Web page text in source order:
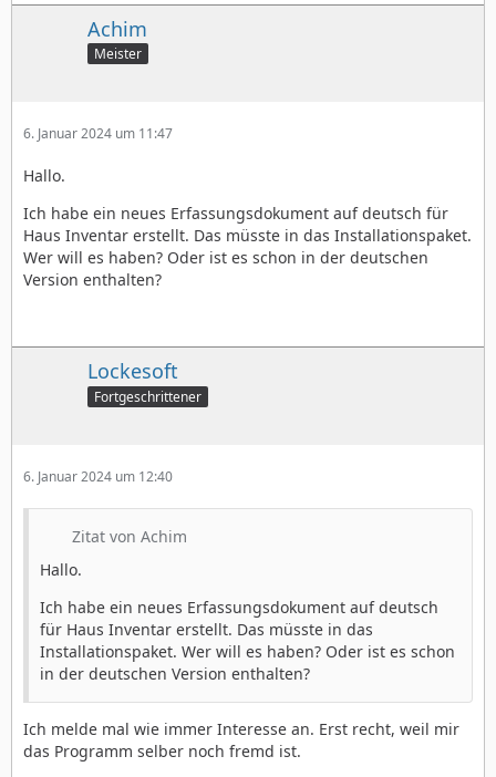
Achim
Meister
6. Januar 2024 um 11:47
Hallo.
Ich habe ein neues Erfassungsdokument auf deutsch für
Haus Inventar erstellt. Das müsste in das Installationspaket.
Wer will es haben? Oder ist es schon in der deutschen
Version enthalten?
Lockesoft
Fortgeschrittener
6. Januar 2024 um 12:40
Zitat von Achim
Hallo.
Ich habe ein neues Erfassungsdokument auf deutsch
für Haus Inventar erstellt. Das müsste in das
Installationspaket. Wer will es haben? Oder ist es schon
in der deutschen Version enthalten?
Ich melde mal wie immer Interesse an. Erst recht, weil mir
das Programm selber noch fremd ist.